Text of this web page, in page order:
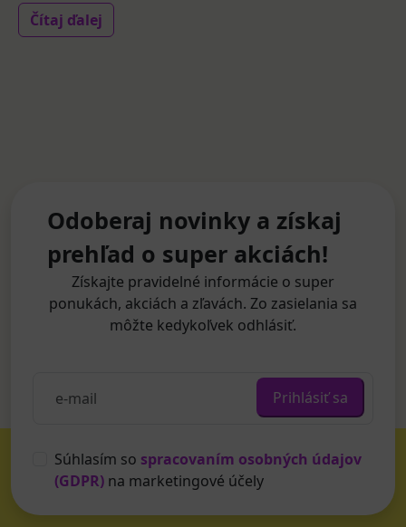
Čítaj ďalej
Odoberaj novinky a získaj
prehľad o super akciách!
Získajte pravidelné informácie o super
ponukách, akciách a zľavách. Zo zasielania sa
môžte kedykoľvek odhlásiť.
Prihlásiť sa
Súhlasím so spracovaním osobných údajov
(GDPR) na marketingové účely